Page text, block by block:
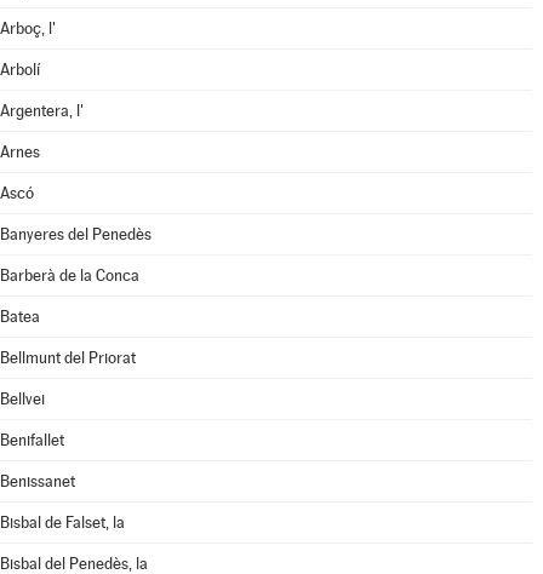
Arboç, l'
Arbolí
Argentera, l'
Arnes
Ascó
Banyeres del Penedès
Barberà de la Conca
Batea
Bellmunt del Priorat
Bellvei
Benifallet
Benissanet
Bisbal de Falset, la
Bisbal del Penedès, la